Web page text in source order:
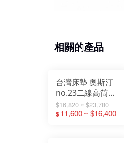
相關的產品
台灣床墊 奧斯汀
no.23二線高筒軟
獨立筒 床墊 3.5尺
單人加大床墊 5尺
$16,820 ~ $23,780
$11,600 ~ $16,400